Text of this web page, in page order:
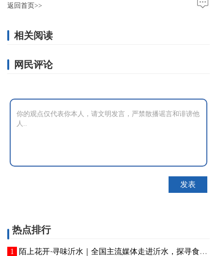
返回首页>>
相关阅读
网民评论
热点排行
陌上花开·寻味沂水｜全国主流媒体走进沂水，探寻食品产业“味”来图景